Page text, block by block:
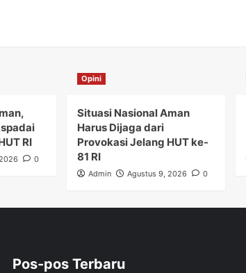
RI
0
Opini
Situasi Nasional Aman
Harus Dijaga dari
Provokasi Jelang HUT ke-
81 RI
Admin Agustus 9, 2026 0
Pos-pos Terbaru